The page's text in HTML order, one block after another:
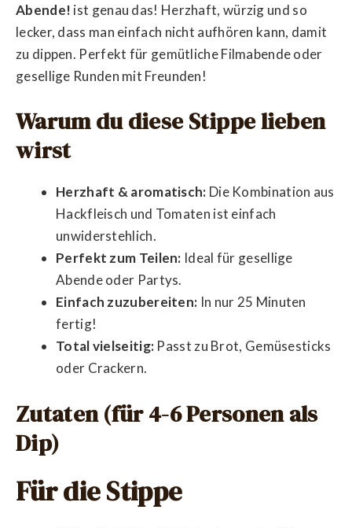
Abende! ist genau das! Herzhaft, würzig und so
lecker, dass man einfach nicht aufhören kann, damit
zu dippen. Perfekt für gemütliche Filmabende oder
gesellige Runden mit Freunden!
Warum du diese Stippe lieben
wirst
Herzhaft & aromatisch: Die Kombination aus
Hackfleisch und Tomaten ist einfach
unwiderstehlich.
Perfekt zum Teilen: Ideal für gesellige
Abende oder Partys.
Einfach zuzubereiten: In nur 25 Minuten
fertig!
Total vielseitig: Passt zu Brot, Gemüsesticks
oder Crackern.
Zutaten (für 4-6 Personen als
Dip)
Für die Stippe